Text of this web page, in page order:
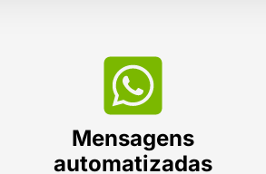
Mensagens
automatizadas